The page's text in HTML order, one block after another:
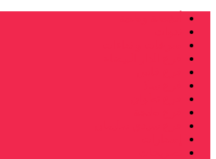
أنشطة وطنية
ندوات
صرخات و نداءات
فرع الدار البيضاء
فرع فاس
فرع سلا
فرع تطوان
فرع طنجة
فرع سيدي سليمان
إصدارات
تصريحات